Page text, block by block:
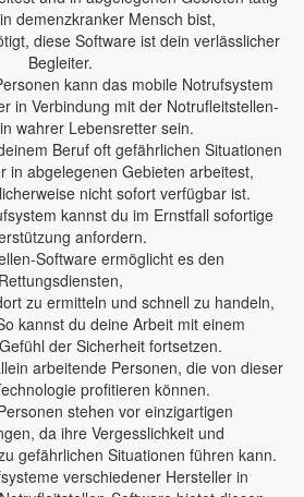
demenzkranker Mensch bist,
diese Software ist dein verlässlicher
Begleiter.
kann das mobile Notrufsystem
in Verbindung mit der Notrufleitstellen-
wahrer Lebensretter sein.
Beruf oft gefährlichen Situationen
in abgelegenen Gebieten arbeitest,
nicht sofort verfügbar ist.
kannst du im Ernstfall sofortige
anfordern.
Software ermöglicht es den
Rettungsdiensten,
zu ermitteln und schnell zu handeln,
kannst du deine Arbeit mit einem
der Sicherheit fortsetzen.
arbeitende Personen, die von dieser
profitieren können.
stehen vor einzigartigen
da ihre Vergesslichkeit und
gefährlichen Situationen führen kann.
verschiedener Hersteller in